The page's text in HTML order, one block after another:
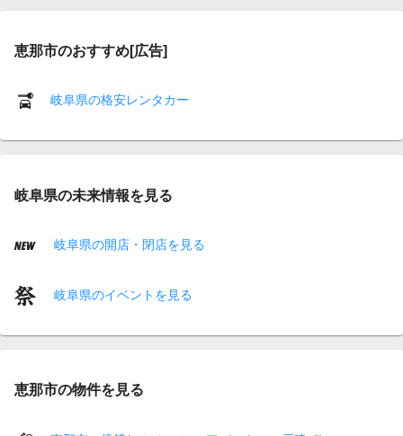
恵那市のおすすめ[広告]
岐阜県の格安レンタカー
岐阜県の未来情報を見る
岐阜県の開店・閉店を見る
岐阜県のイベントを見る
恵那市の物件を見る